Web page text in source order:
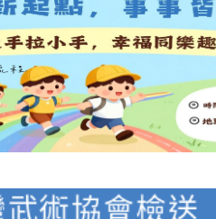
國民中學各
定事宜
術協會檢送